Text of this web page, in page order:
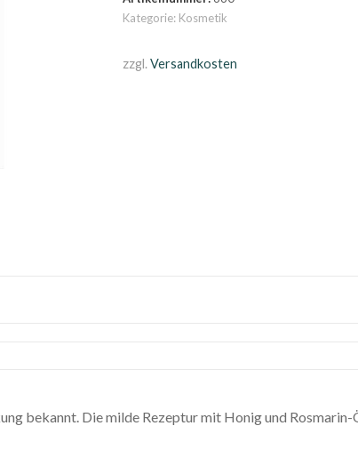
ml
Menge
Kategorie: Kosmetik
zzgl. Versandkosten
bekannt. Die milde Rezeptur mit Honig und